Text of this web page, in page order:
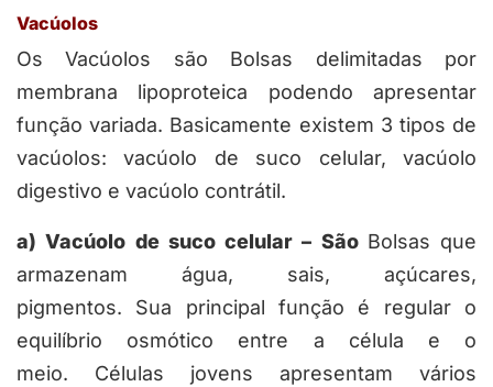
Vacúolos
Os Vacúolos são Bolsas delimitadas por
membrana lipoproteica podendo apresentar
função variada. Basicamente existem 3 tipos de
vacúolos: vacúolo de suco celular, vacúolo
digestivo e vacúolo contrátil.
a) Vacúolo de suco celular – São Bolsas que
armazenam água, sais, açúcares,
pigmentos. Sua principal função é regular o
equilíbrio osmótico entre a célula e o
meio. Células jovens apresentam vários